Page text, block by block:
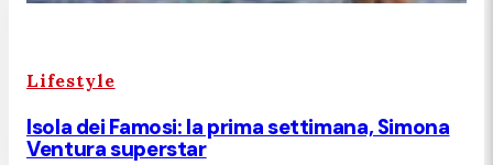
Lifestyle
Isola dei Famosi: la prima settimana, Simona
Ventura superstar